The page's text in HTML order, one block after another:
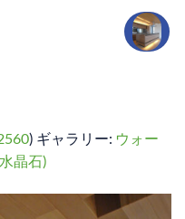
) ギャラリー: ウォー
晶石)